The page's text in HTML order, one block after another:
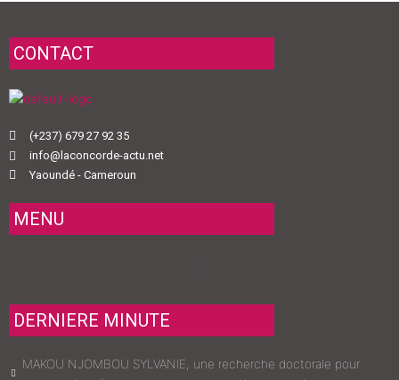
CONTACT
(+237) 679 27 92 35
info@laconcorde-actu.net
Yaoundé - Cameroun
MENU
DERNIERE MINUTE
MAKOU NJOMBOU SYLVANIE, une recherche doctorale pour